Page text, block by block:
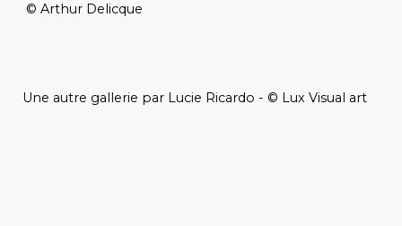
© Arthur Delicque
Une autre gallerie par Lucie Ricardo - © Lux Visual art